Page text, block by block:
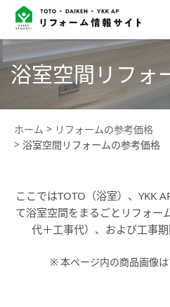
浴室空間リフォ
ホーム
リフォームの参考価格
浴室空間リフォームの参考価格
ここではTOTO（浴室）、YKK
て浴室空間をまるごとリフォー
代＋工事代）、および工事期
※ 本ページ内の商品画像は